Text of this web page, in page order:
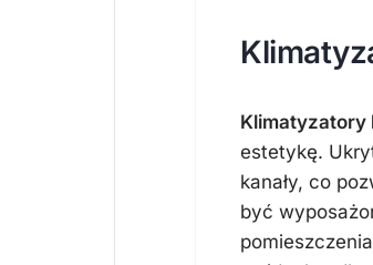
Klimatyzatory
estetykę.
kanały, co
być